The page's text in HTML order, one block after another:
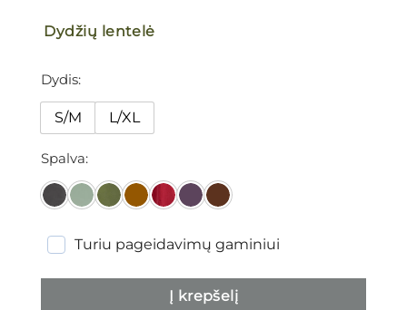
Dydžių lentelė
Dydis
S/M L/XL
Spalva
Turiu pageidavimų gaminiui
Į krepšelį